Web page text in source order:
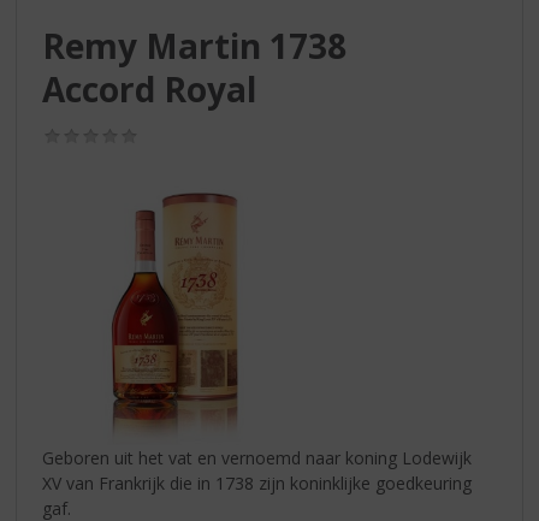
Remy Martin 1738
Accord Royal
Geboren uit het vat en vernoemd naar koning Lodewijk
XV van Frankrijk die in 1738 zijn koninklijke goedkeuring
gaf.